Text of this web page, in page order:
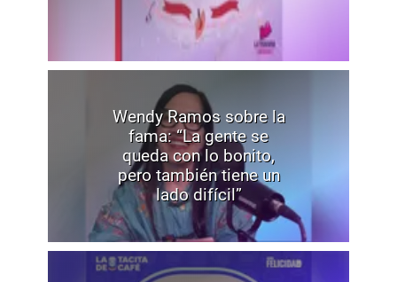
Wendy Ramos sobre la
fama: “La gente se
queda con lo bonito,
pero también tiene un
lado difícil”